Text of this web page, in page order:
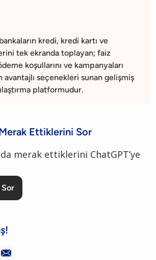
kredi, kredi kartı ve
tek ekranda toplayan; faiz
koşullarını ve kampanyaları
avantajlı seçenekleri sunan gelişmiş
platformudur.
Ettiklerini Sor
merak ettiklerini ChatGPT’ye
Sor
